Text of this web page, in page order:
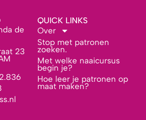
de
23
QUICK LINKS
Over
Stop met patronen
zoeken.
Met welke naaicursus
begin je?
Hoe leer je patronen op
maat maken?